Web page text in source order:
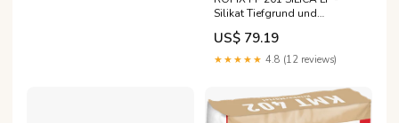
Silikat Tiefgrund und
Verdünnung
US$ 79.19
★★★★★ 4.8 (12 reviews)